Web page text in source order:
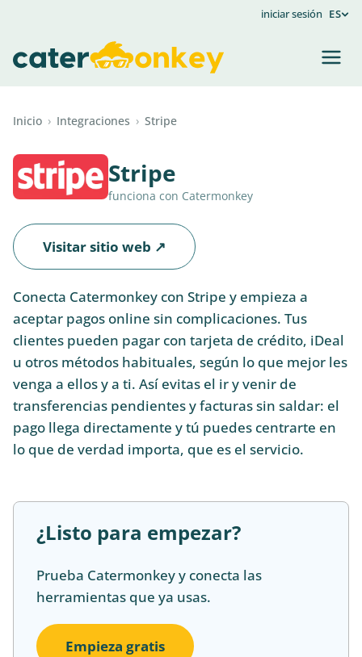
iniciar sesión ES
Inicio › Integraciones › Stripe
Stripe
funciona con Catermonkey
Visitar sitio web ↗
Conecta Catermonkey con Stripe y empieza a
aceptar pagos online sin complicaciones. Tus
clientes pueden pagar con tarjeta de crédito, iDeal
u otros métodos habituales, según lo que mejor les
venga a ellos y a ti. Así evitas el ir y venir de
transferencias pendientes y facturas sin saldar: el
pago llega directamente y tú puedes centrarte en
lo que de verdad importa, que es el servicio.
¿Listo para empezar?
Prueba Catermonkey y conecta las
herramientas que ya usas.
Empieza gratis